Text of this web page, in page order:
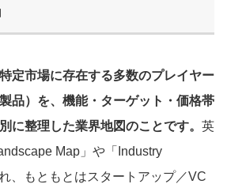
定市場に存在する多数のプレイヤー
品）を、機能・ターゲット・価格帯
に整理した業界地図のことです。 英
Map」や「Industry
、もともとはスタートアップ／VC